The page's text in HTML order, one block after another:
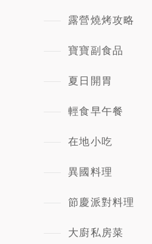
露營燒烤攻略
寶寶副食品
夏日開胃
輕食早午餐
在地小吃
異國料理
節慶派對料理
大廚私房菜